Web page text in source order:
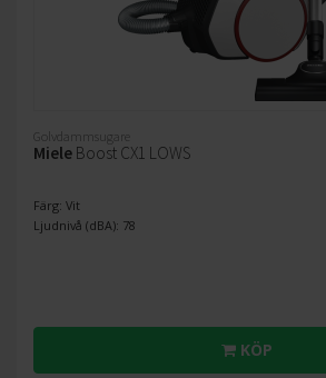
Golvdammsugare
Miele Boost CX1 LOWS
Färg: Vit
Ljudnivå (dBA): 78
KÖP